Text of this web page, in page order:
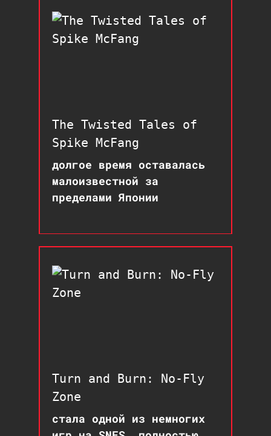
The Twisted Tales of
Spike McFang
долгое время оставалась
малоизвестной за
пределами Японии
Turn and Burn: No-Fly
Zone
стала одной из немногих